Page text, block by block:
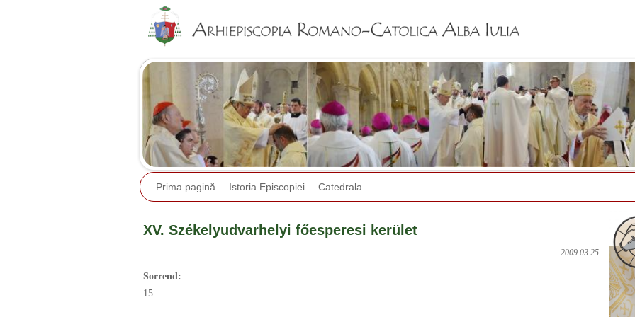
Prima pagină Istoria Episcopiei Catedrala
XV. Székelyudvarhelyi főesperesi kerület
2009.03.25
Sorrend:
15